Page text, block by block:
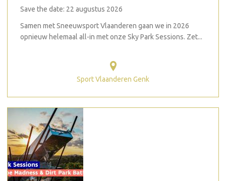
Save the date: 22 augustus 2026
Samen met Sneeuwsport Vlaanderen gaan we in 2026
opnieuw helemaal all-in met onze Sky Park Sessions. Zet...
Sport Vlaanderen Genk